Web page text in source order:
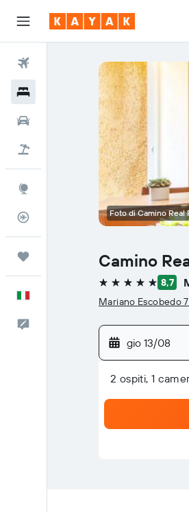
Pacchetti vacanze
Camino
5 stelle 8,7
Mariano Escobedo
gio 13/08
2 ospiti, 1
Foto di Camino